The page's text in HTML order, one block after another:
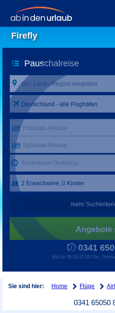
Firefly
Deutschland - alle Flughäfen
Früheste Anreise
Späteste Abreise
Reisedauer (beliebig)
mehr
Angebote
0341
Mo-So 09:00-22:00 Uhr,
Sie sind hier: Home Flüge
0341 65050